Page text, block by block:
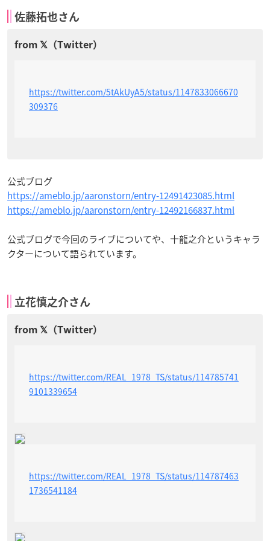
佐藤拓也さん
https://twitter.com/5tAkUyA5/status/1147833066670
309376
公式ブログ
https://ameblo.jp/aaronstorn/entry-12491423085.html
https://ameblo.jp/aaronstorn/entry-12492166837.html
公式ブログで今回のライブについてや、十龍之介というキャラ
クターについて語られています。
立花慎之介さん
https://twitter.com/REAL_1978_TS/status/114785741
9101339654
https://twitter.com/REAL_1978_TS/status/114787463
1736541184